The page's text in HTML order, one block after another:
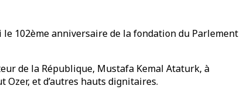
le 102ème anniversaire de la fondation du Parlement
de la République, Mustafa Kemal Ataturk, à
et d’autres hauts dignitaires.